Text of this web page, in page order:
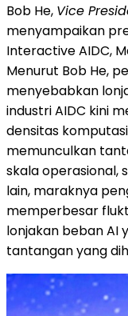
Bob He, Vice
menyampaikan
Interactive AIDC,
Menurut Bob He,
menyebabkan
industri AIDC kini
densitas
memunculkan
skala operasional,
lain, maraknya
memperbesar
lonjakan beban AI
tantangan yang